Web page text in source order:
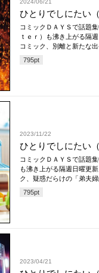
2024/06/21
ひとりでしにたい（
コミックＤＡＹＳで話題
ｔｅｒ）も沸き上がる隔
コミック、別離と新たな出
795pt
2023/11/22
ひとりでしにたい（
コミックＤＡＹＳで話題
も沸き上がる隔週日曜更
ク、疑惑だらけの「弟夫
795pt
2023/04/21